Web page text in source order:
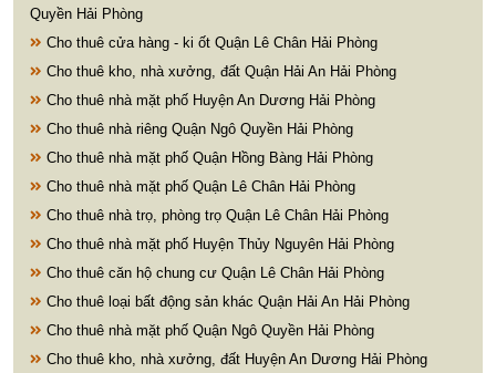
Quyền Hải Phòng
Cho thuê cửa hàng - ki ốt Quận Lê Chân Hải Phòng
Cho thuê kho, nhà xưởng, đất Quận Hải An Hải Phòng
Cho thuê nhà mặt phố Huyện An Dương Hải Phòng
Cho thuê nhà riêng Quận Ngô Quyền Hải Phòng
Cho thuê nhà mặt phố Quận Hồng Bàng Hải Phòng
Cho thuê nhà mặt phố Quận Lê Chân Hải Phòng
Cho thuê nhà trọ, phòng trọ Quận Lê Chân Hải Phòng
Cho thuê nhà mặt phố Huyện Thủy Nguyên Hải Phòng
Cho thuê căn hộ chung cư Quận Lê Chân Hải Phòng
Cho thuê loại bất động sản khác Quận Hải An Hải Phòng
Cho thuê nhà mặt phố Quận Ngô Quyền Hải Phòng
Cho thuê kho, nhà xưởng, đất Huyện An Dương Hải Phòng